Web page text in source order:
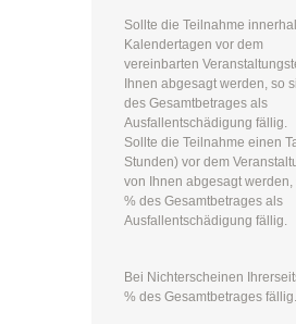
Sollte die Teilnahme
Kalendertagen vor dem
vereinbarten
Ihnen abgesagt werden, so
des Gesamtbetrages als
Ausfallentschädigung fällig.
Sollte die Teilnahme einen
Stunden) vor dem
von Ihnen abgesagt werden,
% des Gesamtbetrages als
Ausfallentschädigung fällig.
Bei Nichterscheinen
% des Gesamtbetrages fällig.